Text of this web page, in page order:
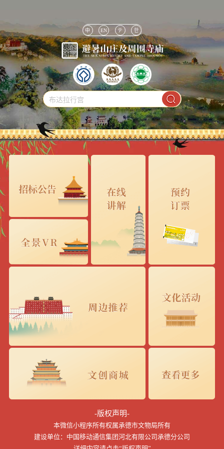
中 EN テ 한
布达拉行宫
-版权声明-
本微信小程序所有权属承德市文物局所有
建设单位：中国移动通信集团河北有限公司承德分公司